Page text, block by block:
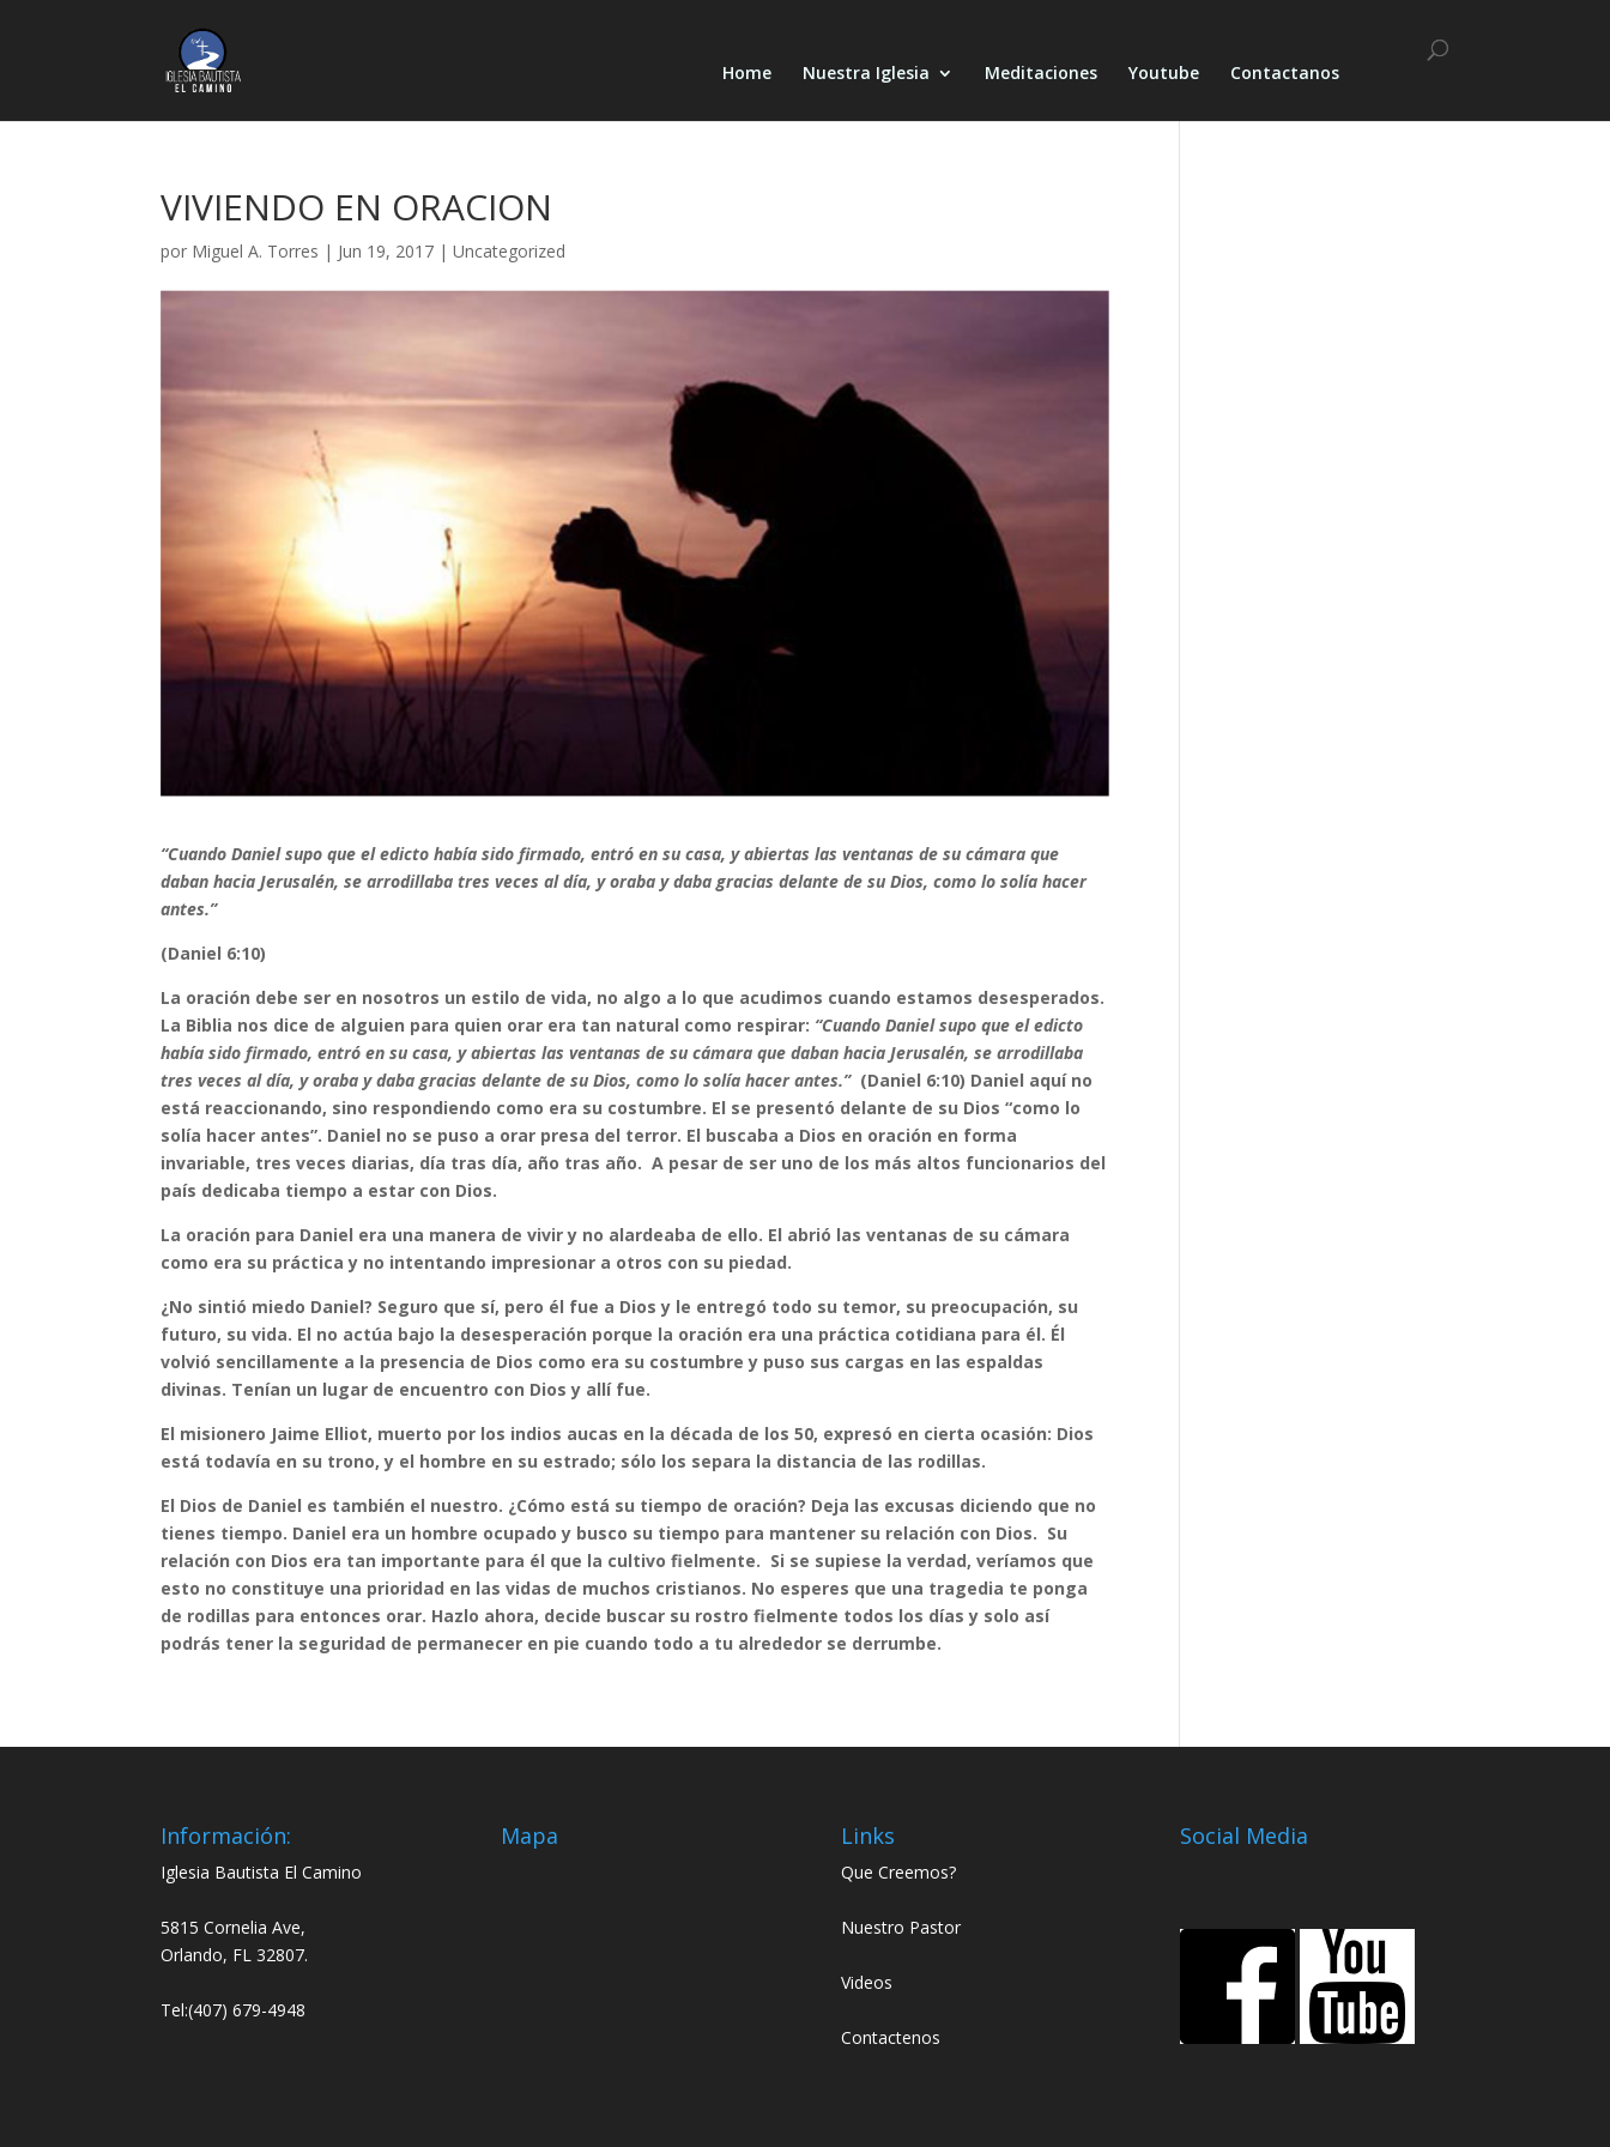
Home Nuestra Iglesia Meditaciones Youtube Contactanos
VIVIENDO EN ORACION
por Miguel A. Torres | Jun 19, 2017 |Uncategorized
“Cuando Daniel supo que el edicto había sido firmado, entró en su casa, y abiertas las ventanas de su cámara que
daban hacia Jerusalén, se arrodillaba tres veces al día, y oraba y daba gracias delante de su Dios, como lo solía hacer
antes.”
(Daniel 6:10)
La oración debe ser en nosotros un estilo de vida, no algo a lo que acudimos cuando estamos desesperados.
La Biblia nos dice de alguien para quien orar era tan natural como respirar: “Cuando Daniel supo que el edicto
había sido firmado, entró en su casa, y abiertas las ventanas de su cámara que daban hacia Jerusalén, se arrodillaba
tres veces al día, y oraba y daba gracias delante de su Dios, como lo solía hacer antes.” (Daniel 6:10) Daniel aquí no
está reaccionando, sino respondiendo como era su costumbre. El se presentó delante de su Dios “como lo
solía hacer antes”. Daniel no se puso a orar presa del terror. El buscaba a Dios en oración en forma
invariable, tres veces diarias, día tras día, año tras año. A pesar de ser uno de los más altos funcionarios del
país dedicaba tiempo a estar con Dios.
La oración para Daniel era una manera de vivir y no alardeaba de ello. El abrió las ventanas de su cámara
como era su práctica y no intentando impresionar a otros con su piedad.
¿No sintió miedo Daniel? Seguro que sí, pero él fue a Dios y le entregó todo su temor, su preocupación, su
futuro, su vida. El no actúa bajo la desesperación porque la oración era una práctica cotidiana para él. Él
volvió sencillamente a la presencia de Dios como era su costumbre y puso sus cargas en las espaldas
divinas. Tenían un lugar de encuentro con Dios y allí fue.
El misionero Jaime Elliot, muerto por los indios aucas en la década de los 50, expresó en cierta ocasión: Dios
está todavía en su trono, y el hombre en su estrado; sólo los separa la distancia de las rodillas.
El Dios de Daniel es también el nuestro. ¿Cómo está su tiempo de oración? Deja las excusas diciendo que no
tienes tiempo. Daniel era un hombre ocupado y busco su tiempo para mantener su relación con Dios. Su
relación con Dios era tan importante para él que la cultivo fielmente. Si se supiese la verdad, veríamos que
esto no constituye una prioridad en las vidas de muchos cristianos. No esperes que una tragedia te ponga
de rodillas para entonces orar. Hazlo ahora, decide buscar su rostro fielmente todos los días y solo así
podrás tener la seguridad de permanecer en pie cuando todo a tu alrededor se derrumbe.
Información:
Iglesia Bautista El Camino
5815 Cornelia Ave,
Orlando, FL 32807.
Tel:(407) 679-4948
Mapa Links
Que Creemos?
Nuestro Pastor
Videos
Contactenos
Social Media